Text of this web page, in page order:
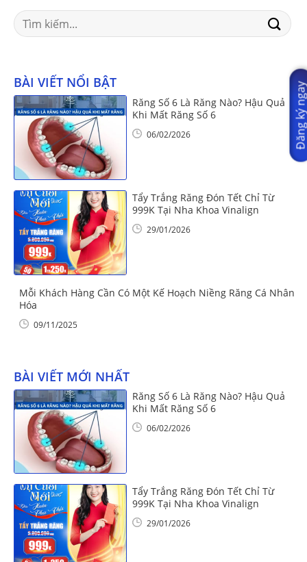
Search
for:
BÀI VIẾT NỔI BẬT
Răng Số 6 Là Răng Nào? Hậu Quả
Khi Mất Răng Số 6
06/02/2026
Tẩy Trắng Răng Đón Tết Chỉ Từ
999K Tại Nha Khoa Vinalign
29/01/2026
Mỗi Khách Hàng Cần Có Một Kế Hoạch Niềng Răng Cá Nhân
Hóa
09/11/2025
BÀI VIẾT MỚI NHẤT
Răng Số 6 Là Răng Nào? Hậu Quả
Khi Mất Răng Số 6
06/02/2026
Tẩy Trắng Răng Đón Tết Chỉ Từ
999K Tại Nha Khoa Vinalign
29/01/2026
Đăng